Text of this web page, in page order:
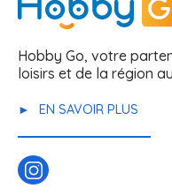
Hobby Go, votre
loisirs et de la région
EN SAVOIR PLUS